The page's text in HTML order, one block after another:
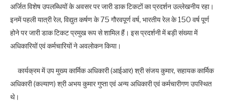
अर्जित विशेष उपलब्धियों के अवसर पर जारी डाक टिकटों का प्रदर्शन उल्लेखनीय रहा।
इनमें पहली यात्री रेल, विद्युत कर्षण के 75 गौरवपूर्ण वर्ष, भारतीय रेल के 150 वर्ष पूर्ण
होने पर जारी डाक टिकट प्रमुख रूप से शामिल हैं। इस प्रदर्शनी में बड़ी संख्या में
अधिकारियों एवं कर्मचारियों ने अवलोकन किया।
कार्यक्रम में उप मुख्य कार्मिक अधिकारी (आईआर) श्री संजय कुमार, सहायक कार्मिक
अधिकारी (कल्याण) श्री अभय कुमार गुप्ता एवं अन्य अधिकारी एवं कर्मचारीगण उपस्थित
थे।